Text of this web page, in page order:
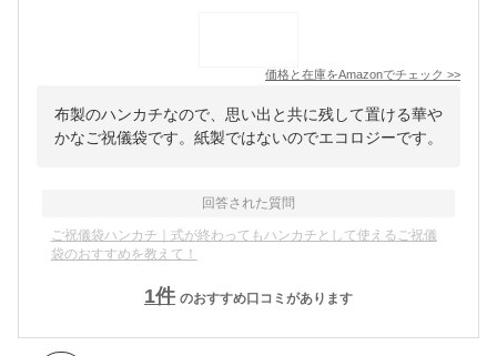
価格と在庫をAmazonでチェック >>
布製のハンカチなので、思い出と共に残して置ける華や
かなご祝儀袋です。紙製ではないのでエコロジーです。
回答された質問
ご祝儀袋ハンカチ｜式が終わってもハンカチとして使えるご祝儀
袋のおすすめを教えて！
1件 のおすすめ口コミがあります